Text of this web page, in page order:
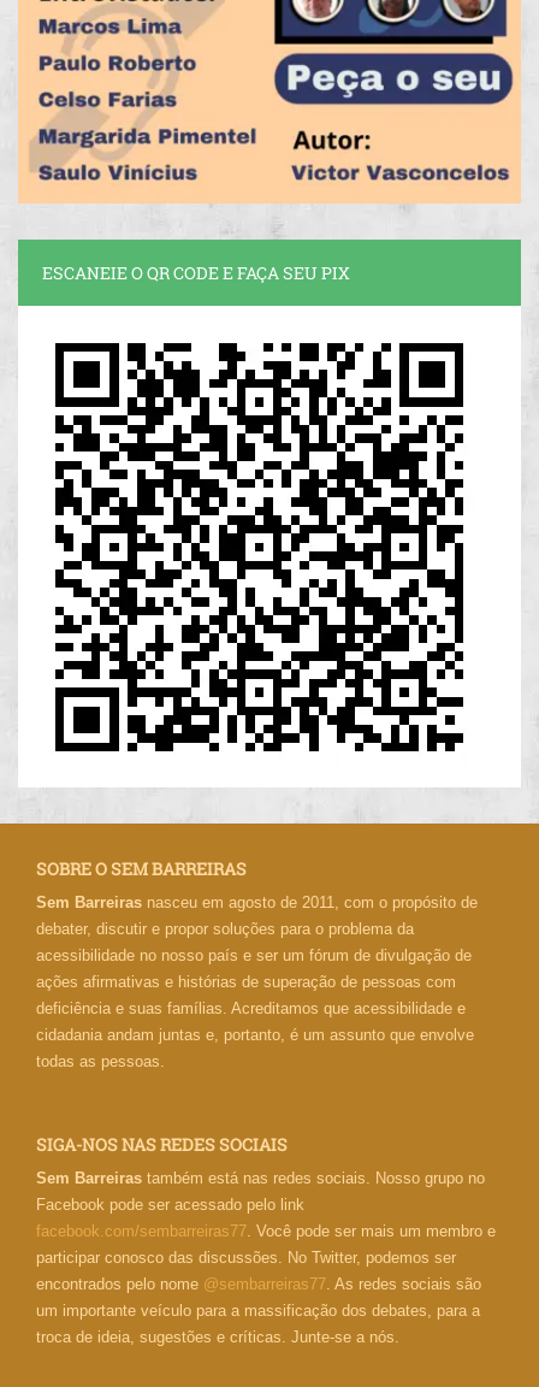
ESCANEIE O QR CODE E FAÇA SEU PIX
SOBRE O SEM BARREIRAS
Sem Barreiras nasceu em agosto de 2011, com o propósito de
debater, discutir e propor soluções para o problema da
acessibilidade no nosso país e ser um fórum de divulgação de
ações afirmativas e histórias de superação de pessoas com
deficiência e suas famílias. Acreditamos que acessibilidade e
cidadania andam juntas e, portanto, é um assunto que envolve
todas as pessoas.
SIGA-NOS NAS REDES SOCIAIS
Sem Barreiras também está nas redes sociais. Nosso grupo no
Facebook pode ser acessado pelo link
facebook.com/sembarreiras77. Você pode ser mais um membro e
participar conosco das discussões. No Twitter, podemos ser
encontrados pelo nome @sembarreiras77. As redes sociais são
um importante veículo para a massificação dos debates, para a
troca de ideia, sugestões e críticas. Junte-se a nós.